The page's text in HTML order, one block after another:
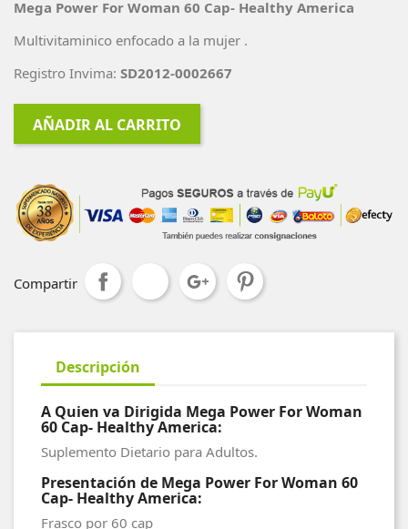
Mega Power For Woman 60 Cap- Healthy America
Multivitaminico enfocado a la mujer .
Registro Invima: SD2012-0002667
AÑADIR AL CARRITO
Compartir
Descripción
A Quien va Dirigida Mega Power For Woman
60 Cap- Healthy America:
Suplemento Dietario para Adultos.
Presentación de Mega Power For Woman 60
Cap- Healthy America:
Frasco por 60 cap